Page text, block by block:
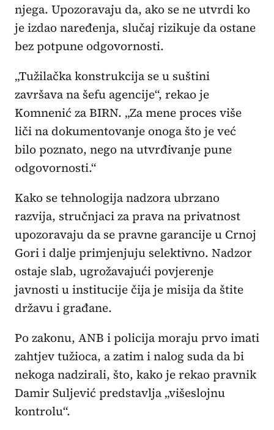
njega. Upozoravaju da, ako se ne utvrdi ko
je izdao naređenja, slučaj rizikuje da ostane
bez potpune odgovornosti.
„Tužilačka konstrukcija se u suštini
završava na šefu agencije“, rekao je
Komnenić za BIRN. „Za mene proces više
liči na dokumentovanje onoga što je već
bilo poznato, nego na utvrđivanje pune
odgovornosti.“
Kako se tehnologija nadzora ubrzano
razvija, stručnjaci za prava na privatnost
upozoravaju da se pravne garancije u Crnoj
Gori i dalje primjenjuju selektivno. Nadzor
ostaje slab, ugrožavajući povjerenje
javnosti u institucije čija je misija da štite
državu i građane.
Po zakonu, ANB i policija moraju prvo imati
zahtjev tužioca, a zatim i nalog suda da bi
nekoga nadzirali, što, kako je rekao pravnik
Damir Suljević predstavlja „višeslojnu
kontrolu“.